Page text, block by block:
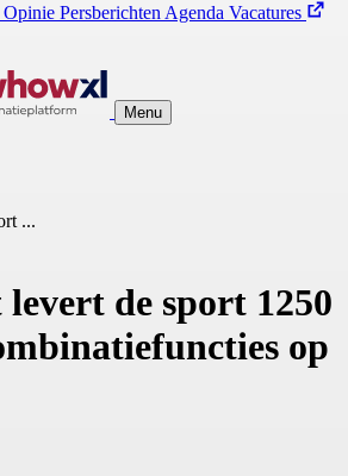
Opinie Persberichten Agenda Vacatures
Menu
...
de sport 1250
op